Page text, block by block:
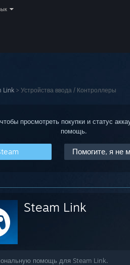
Link > Устройства ввода / Контроллеры
просмотреть покупки и статус
помощь.
Помогите, я не
Steam Link
помощь для Steam Link.